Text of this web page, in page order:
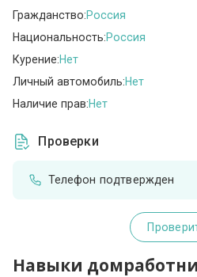
Гражданство:Россия
Национальность:Россия
Курение:Нет
Личный автомобиль:Нет
Наличие прав:Нет
Проверки
Телефон подтвержден
Навыки